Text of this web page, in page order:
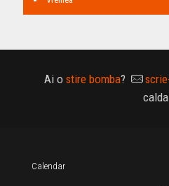
Ai o stire bomba?
Calendar